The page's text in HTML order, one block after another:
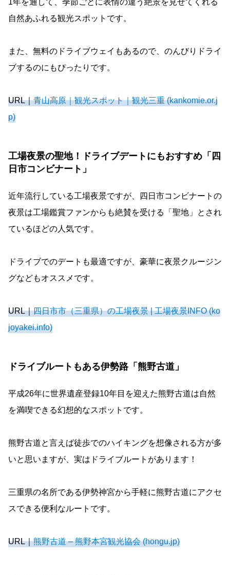
1年を通して、季節ごとに表情の違う絶景を見せてくれる
自然あふれる観光スポットです。
また、無料のドライブウェイもあるので、のんびりドライ
ブするのにもぴったりです。
URL｜青山高原｜観光スポット｜観光三重 (kankomie.or.j
p)
工場夜景の聖地！ドライブデートにもおすすめ「四
日市コンビナート」
近年流行している工場夜景ですが、四日市コンビナートの
夜景は工場鑑賞ファンからも絶賛を受ける「聖地」とされ
ているほどの人気です。
ドライブでのデートも最適ですが、豪華に夜景クルージン
グなどもオススメです。
URL｜四日市市（三重県）の工場夜景 | 工場夜景INFO (ko
joyakei.info)
ドライブルートもある伊勢路「熊野古道」
平成26年に世界遺産登録10年目を迎えた熊野古道は自然
を満喫できる幻想的なスポットです。
熊野古道と言えば徒歩でのハイキングを想像される方が多
いと思いますが、実はドライブルートがあります！
三重県の名所である伊勢神宮から手軽に熊野古道にアクセ
スできる便利なルートです。
URL｜熊野古道 – 熊野本宮観光協会 (hongu.jp)